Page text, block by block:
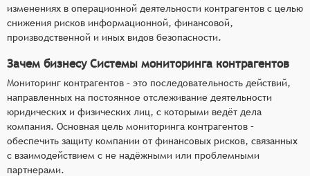
изменениях в операционной деятельности контрагентов с целью
снижения рисков информационной, финансовой,
производственной и иных видов безопасности.
Зачем бизнесу Системы мониторинга контрагентов
Мониторинг контрагентов – это последовательность действий,
направленных на постоянное отслеживание деятельности
юридических и физических лиц, с которыми ведёт дела
компания. Основная цель мониторинга контрагентов –
обеспечить защиту компании от финансовых рисков, связанных
с взаимодействием с не надёжными или проблемными
партнерами.